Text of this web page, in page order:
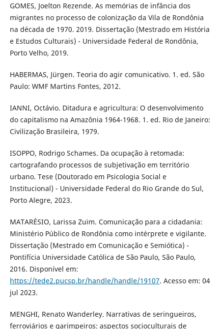
GOMES, Joelton Rezende. As memórias de infância dos
migrantes no processo de colonização da Vila de Rondônia
na década de 1970. 2019. Dissertação (Mestrado em História
e Estudos Culturais) - Universidade Federal de Rondônia,
Porto Velho, 2019.
HABERMAS, Jürgen. Teoria do agir comunicativo. 1. ed. São
Paulo: WMF Martins Fontes, 2012.
IANNI, Octávio. Ditadura e agricultura: O desenvolvimento
do capitalismo na Amazônia 1964-1968. 1. ed. Rio de Janeiro:
Civilização Brasileira, 1979.
ISOPPO, Rodrigo Schames. Da ocupação à retomada:
cartografando processos de subjetivação em território
urbano. Tese (Doutorado em Psicologia Social e
Institucional) - Universidade Federal do Rio Grande do Sul,
Porto Alegre, 2023.
MATARÉSIO, Larissa Zuim. Comunicação para a cidadania:
Ministério Público de Rondônia como intérprete e vigilante.
Dissertação (Mestrado em Comunicação e Semiótica) -
Pontifícia Universidade Católica de São Paulo, São Paulo,
2016. Disponível em:
https://tede2.pucsp.br/handle/handle/19107. Acesso em: 04
jul 2023.
MENGHI, Renato Wanderley. Narrativas de seringueiros,
ferroviários e garimpeiros: aspectos socioculturais de